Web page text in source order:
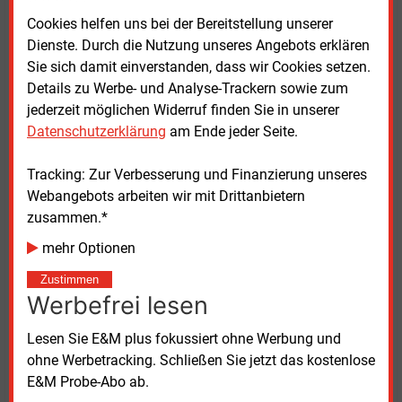
Cookies helfen uns bei der Bereitstellung unserer
Dienste. Durch die Nutzung unseres Angebots erklären
Sie sich damit einverstanden, dass wir Cookies setzen.
Details zu Werbe- und Analyse-Trackern sowie zum
jederzeit möglichen Widerruf finden Sie in unserer
Datenschutzerklärung am Ende jeder Seite.
Tracking: Zur Verbesserung und Finanzierung unseres
Webangebots arbeiten wir mit Drittanbietern
zusammen.*
mehr Optionen
Zustimmen
Werbefrei lesen
Lesen Sie E&M plus fokussiert ohne Werbung und
ohne Werbetracking. Schließen Sie jetzt das kostenlose
E&M Probe-Abo ab.
bestehenden oder zugesagten Netzanschluss
nachweisen. Nach Einschätzung der Behörde führt
dies faktisch zu einer Bevorzugung bestehender
Kraftwerksstandorte.
Batteriespeicher scheitern an Netzanschlüssen
Neue Standorte hätten innerhalb der vorgesehenen
Fristen kaum realistische Chancen, noch rechtzeitig
eine Netzanschlusszusage zu erhalten. Das gelte
insbesondere für Batteriespeicherprojekte. Diese
könnten laut Kartellamt grundsätzlich auch ohne
bereits genehmigten Netzanschluss bis 2031
umgesetzt werden, da Batteriespeicher deutlich
kürzere Bauzeiten hätten als Gaskraftwerke.
Die Behörde verweist außerdem darauf, dass viele